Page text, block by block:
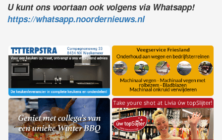
U kunt ons voortaan ook volgens via Whatsapp!
https://whatsapp.noordernieuws.nl